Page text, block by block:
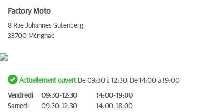
Factory Moto
8 Rue Johannes Gutenberg,
33700 Mérignac
Actuellement ouvert De 09:30 à 12:30, De 14:00 à 19:00
Vendredi 09:30-12:30
14:00-19:00
Samedi
09:30-12:30
14:00-18:00